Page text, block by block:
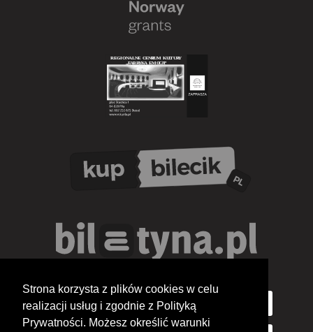
Strona korzysta z plików cookies w celu
realizacji usług i zgodnie z Polityką
Prywatności. Możesz określić warunki